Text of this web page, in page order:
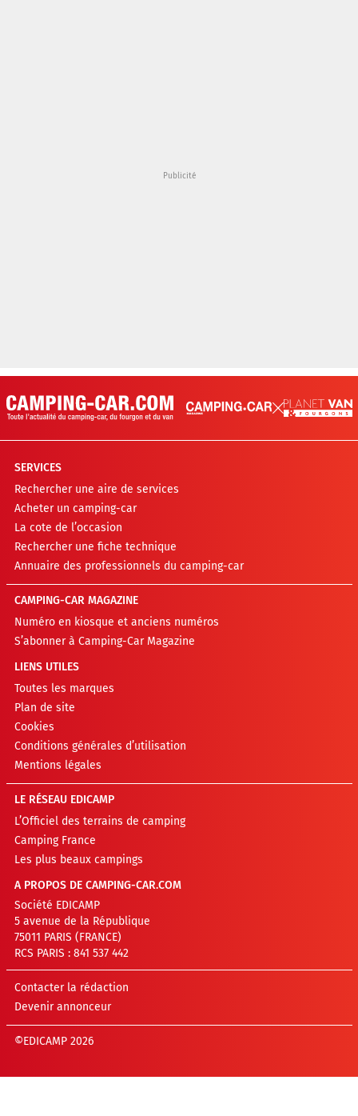
SERVICES
Rechercher une aire de services
Acheter un camping-car
La cote de l’occasion
Rechercher une fiche technique
Annuaire des professionnels du camping-car
CAMPING-CAR MAGAZINE
Numéro en kiosque et anciens numéros
S’abonner à Camping-Car Magazine
LIENS UTILES
Toutes les marques
Plan de site
Cookies
Conditions générales d’utilisation
Mentions légales
LE RÉSEAU EDICAMP
L’Officiel des terrains de camping
Camping France
Les plus beaux campings
A PROPOS DE CAMPING-CAR.COM
Société EDICAMP
5 avenue de la République
75011 PARIS (FRANCE)
RCS PARIS : 841 537 442
Contacter la rédaction
Devenir annonceur
©EDICAMP 2026